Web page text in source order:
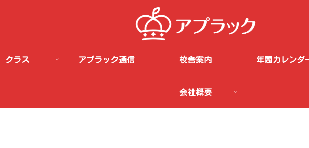
クラス アプラック通信 校舎案内 年間カレンダ
会社概要